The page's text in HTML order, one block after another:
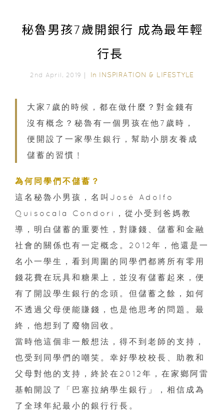
秘魯男孩7歲開銀行 成為最年輕
行長
2nd April, 2019｜ In INSPIRATION & LIFESTYLE
大家7歲的時候，都在做什麼？對金錢有
沒有概念？秘魯有一個男孩在他7歲時，
便開設了一家學生銀行，幫助小朋友養成
儲蓄的習慣﹗
為何同學們不儲蓄？
這名秘魯小男孩，名叫José Adolfo
Quisocala Condori，從小受到爸媽教
導，明白儲蓄的重要性，對賺錢、儲蓄和金融
社會的關係也有一定概念。2012年，他還是一
名小一學生，看到周圍的同學們都將所有零用
錢花費在玩具和糖果上，並沒有儲蓄起來，便
有了開設學生銀行的念頭。但儲蓄之餘，如何
不透過父母便能賺錢，也是他思考的問題。最
終，他想到了廢物回收。
當時他這個非一般想法，得不到老師的支持，
也受到同學們的嘲笑。幸好學校校長、助教和
父母對他的支持，終於在2012年，在家鄉阿雷
基帕開設了「巴塞拉納學生銀行」，相信成為
了全球年紀最小的銀行行長。